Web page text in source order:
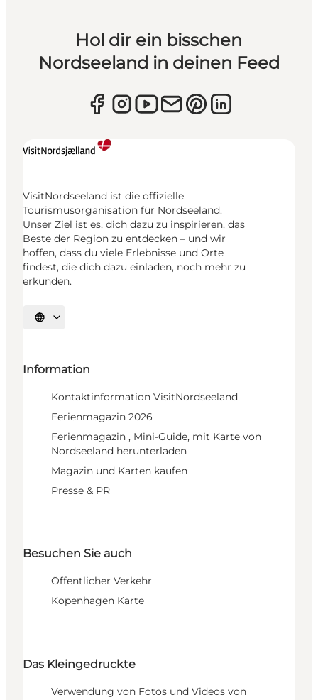
Hol dir ein bisschen
Nordseeland in deinen Feed
VisitNordseeland ist die offizielle
Tourismusorganisation für Nordseeland.
Unser Ziel ist es, dich dazu zu inspirieren, das
Beste der Region zu entdecken – und wir
hoffen, dass du viele Erlebnisse und Orte
findest, die dich dazu einladen, noch mehr zu
erkunden.
Sprache auswählen
Information
Kontaktinformation VisitNordseeland
Ferienmagazin 2026
Ferienmagazin , Mini-Guide, mit Karte von
Nordseeland herunterladen
Magazin und Karten kaufen
Presse & PR
Besuchen Sie auch
Öffentlicher Verkehr
Kopenhagen Karte
Das Kleingedruckte
Verwendung von Fotos und Videos von